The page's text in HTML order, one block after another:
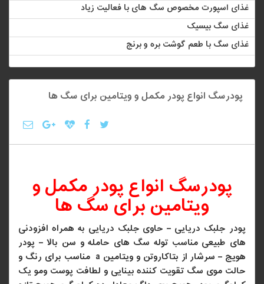
غذای اسپورت مخصوص سگ های با فعالیت زیاد
غذای سگ بیسیک
غذای سگ با طعم گوشت بره و برنج
پودرسگ انواع پودر مکمل و ویتامین برای سگ ها
پودرسگ انواع پودر مکمل و
ویتامین برای سگ ها
پودر جلبک دریایی – حاوی جلبک دریایی به همراه افزودنی
های طبیعی مناسب توله سگ های حامله و سن بالا – پودر
هویج – سرشار از بتاکاروتن و ویتامین a مناسب برای رنگ و
حالت موی سگ تقویت کننده بینایی و لطافت پوست ومو یک